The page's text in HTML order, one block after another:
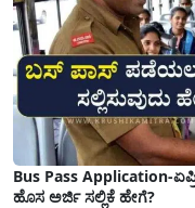
Bus Pass Application-
ಹೊಸ ಅರ್ಜಿ ಸಲ್ಲಿಕೆ ಹೇಗೆ?